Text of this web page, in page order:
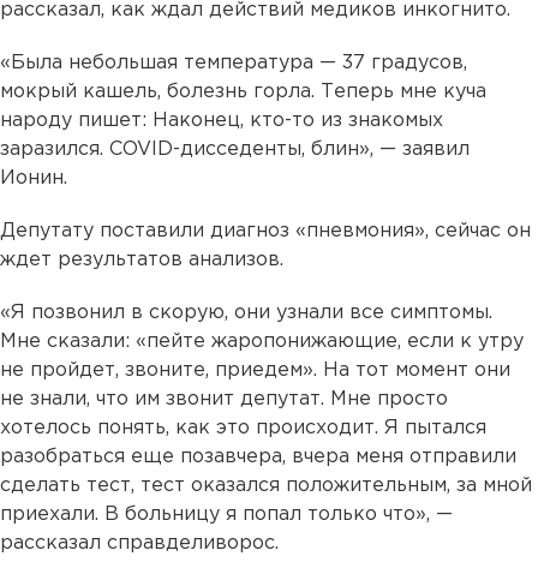
рассказал, как ждал действий медиков инкогнито.
«Была небольшая температура — 37 градусов,
мокрый кашель, болезнь горла. Теперь мне куча
народу пишет: Наконец, кто-то из знакомых
заразился. COVID-дисседенты, блин», — заявил
Ионин.
Депутату поставили диагноз «пневмония», сейчас он
ждет результатов анализов.
«Я позвонил в скорую, они узнали все симптомы.
Мне сказали: «пейте жаропонижающие, если к утру
не пройдет, звоните, приедем». На тот момент они
не знали, что им звонит депутат. Мне просто
хотелось понять, как это происходит. Я пытался
разобраться еще позавчера, вчера меня отправили
сделать тест, тест оказался положительным, за мной
приехали. В больницу я попал только что», —
рассказал справделиворос.